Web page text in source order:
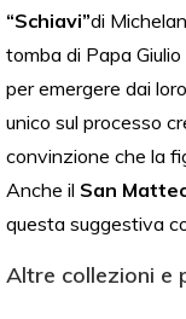
“Schiavi”di
tomba di Papa
per emergere dai
unico sul processo
convinzione che la
Anche il San
questa suggestiva
Altre collezioni e